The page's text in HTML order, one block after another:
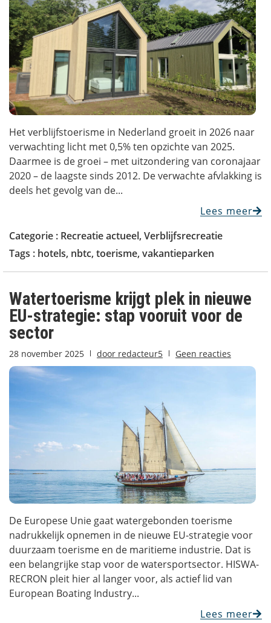
Het verblijfstoerisme in Nederland groeit in 2026 naar
verwachting licht met 0,5% ten opzichte van 2025.
Daarmee is de groei – met uitzondering van coronajaar
2020 – de laagste sinds 2012. De verwachte afvlakking is
deels het gevolg van de...
Lees meer
Categorie : Recreatie actueel, Verblijfsrecreatie
Tags : hotels, nbtc, toerisme, vakantieparken
Watertoerisme krijgt plek in nieuwe
EU-strategie: stap vooruit voor de
sector
28 november 2025 door redacteur5 Geen reacties
De Europese Unie gaat watergebonden toerisme
nadrukkelijk opnemen in de nieuwe EU-strategie voor
duurzaam toerisme en de maritieme industrie. Dat is
een belangrijke stap voor de watersportsector. HISWA-
RECRON pleit hier al langer voor, als actief lid van
European Boating Industry...
Lees meer